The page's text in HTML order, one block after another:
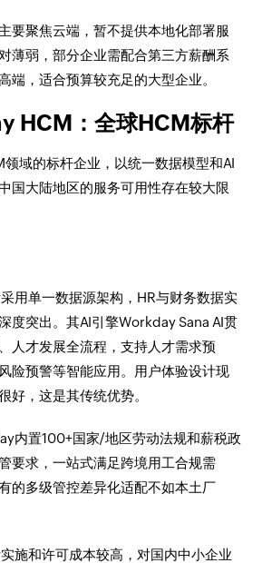
要聚焦云端，暂不提供本地化部署服
薄弱，部分企业需配合第三方薪酬系
端，适合预算较充足的大型企业。
HCM：全球HCM标杆
域的标杆企业，以统一数据模型和AI
国大陆地区的服务可用性存在较大限
用单一数据源架构，HR与财务数据实
度突出。其AI引擎Workday Sana AI贯
人才发展全流程，支持人才需求预
险预警等智能应用。用户体验设计现
好，这是其传统优势。
内置100+国家/地区劳动法规和薪税政
要求，一站式满足跨境用工合规需
的多级管控差异化适配不如本土厂
施和许可成本较高，对国内中小企业